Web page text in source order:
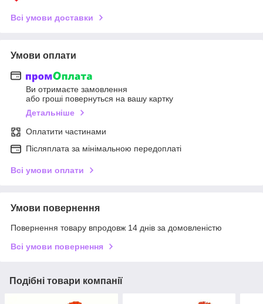
Всі умови доставки
Умови оплати
Ви отримаєте замовлення
або гроші повернуться на вашу картку
Детальніше
Оплатити частинами
Післяплата за мінімальною передоплаті
Всі умови оплати
Умови повернення
Повернення товару впродовж 14 днів за домовленістю
Всі умови повернення
Подібні товари компанії